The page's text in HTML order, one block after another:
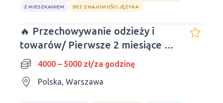
Z MIESZKANIEM
BEZ ZNAJOMOŚCI JĘZYKA
🔥 Przechowywanie odzieży i
towarów/ Pierwsze 2 miesiące w
hostelu - BEZPŁATNIE
4000 – 5000 zł/za godzinę
Polska, Warszawa